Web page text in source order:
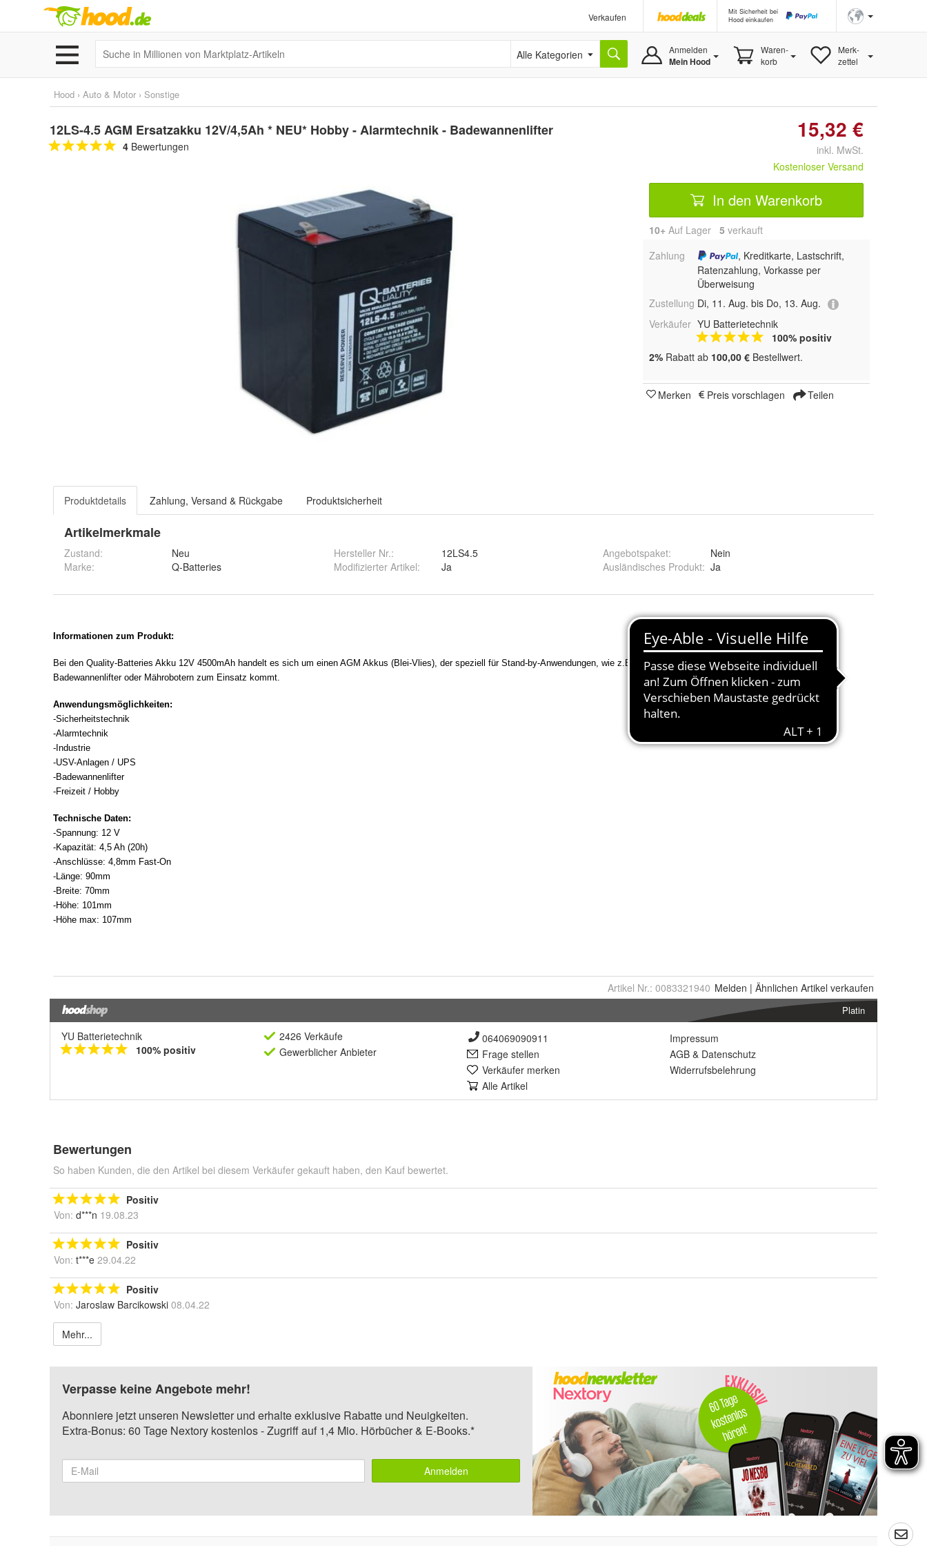
Verkaufen
Mit Sicherheit bei
Hood einkaufen
Alle Kategorien Anmelden
Mein Hood
Waren-
korb
Merk-
zettel
Hood › Auto & Motor › Sonstige
12LS-4.5 AGM Ersatzakku 12V/4,5Ah * NEU* Hobby - Alarmtechnik - Badewannenlifter
4 Bewertungen
15,32 €
inkl. MwSt.
Kostenloser Versand
In den Warenkorb
10+ Auf Lager 5 verkauft
Zahlung
, Kreditkarte, Lastschrift,
Ratenzahlung, Vorkasse per
Überweisung
Zustellung Di, 11. Aug. bis Do, 13. Aug.
Verkäufer YU Batterietechnik
100% positiv
2% Rabatt ab 100,00 € Bestellwert.
Merken Preis vorschlagen Teilen
Produktdetails Zahlung, Versand & Rückgabe Produktsicherheit
Artikelmerkmale
Zustand:
Neu
Marke:
Q-Batteries
Hersteller Nr.:
12LS4.5
Modifizierter Artikel: Ja
Angebotspaket:
Nein
Ausländisches Produkt: Ja
Artikel Nr.: 0083321940 Melden | Ähnlichen Artikel verkaufen
Platin
YU Batterietechnik
100% positiv
2426 Verkäufe
Gewerblicher Anbieter
064069090911
Frage stellen
Verkäufer merken
Alle Artikel
Impressum
AGB & Datenschutz
Widerrufsbelehrung
Bewertungen
So haben Kunden, die den Artikel bei diesem Verkäufer gekauft haben, den Kauf bewertet.
Positiv
Von: d***n 19.08.23
Positiv
Von: t***e 29.04.22
Positiv
Von: Jaroslaw Barcikowski 08.04.22
Mehr...
Verpasse keine Angebote mehr!
Abonniere jetzt unseren Newsletter und erhalte exklusive Rabatte und Neuigkeiten.
Extra-Bonus: 60 Tage Nextory kostenlos - Zugriff auf 1,4 Mio. Hörbücher & E-Books.*
Anmelden